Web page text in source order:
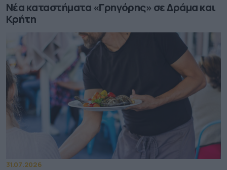
Νέα καταστήματα «Γρηγόρης» σε Δράμα και
Κρήτη
31.07.2026